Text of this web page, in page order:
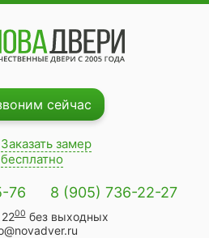
сейчас
Заказать замер
бесплатно
76 8 (905) 736-22-27
00без выходных